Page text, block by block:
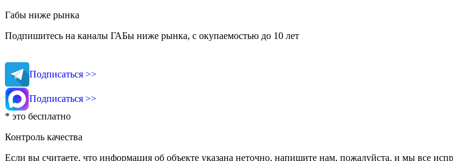
Габы ниже рынка
Подпишитесь на каналы ГАБы ниже рынка, с окупаемостью до 10 лет
Подписаться >>
Подписаться >>
* это бесплатно
Контроль качества
Если вы считаете, что информация об объекте указана неточно, напишите нам, пожалуйста, и мы все